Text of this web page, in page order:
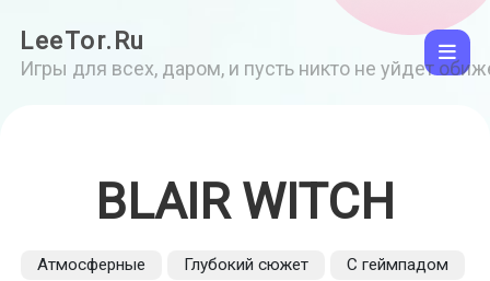
LeeTor.Ru
Игры для всех, даром, и пусть никто не уйдет
BLAIR WITCH
Атмосферные Глубокий сюжет
С геймпадом